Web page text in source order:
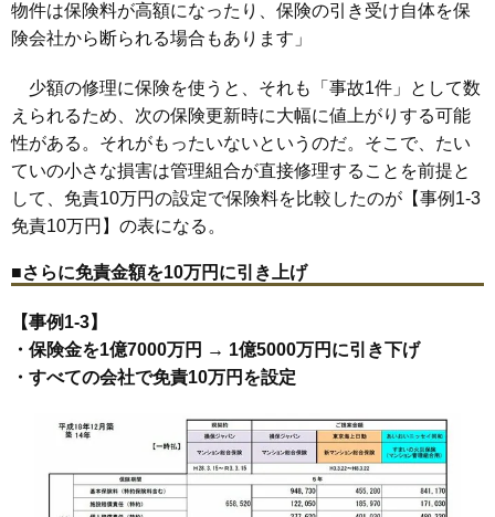
物件は保険料が高額になったり、保険の引き受け自体を保
険会社から断られる場合もあります」
少額の修理に保険を使うと、それも「事故1件」として数
えられるため、次の保険更新時に大幅に値上がりする可能
性がある。それがもったいないというのだ。そこで、たい
ていの小さな損害は管理組合が直接修理することを前提と
して、免責10万円の設定で保険料を比較したのが【事例1-3
免責10万円】の表になる。
■さらに免責金額を10万円に引き上げ
【事例1-3】
・保険金を1億7000万円 → 1億5000万円に引き下げ
・すべての会社で免責10万円を設定